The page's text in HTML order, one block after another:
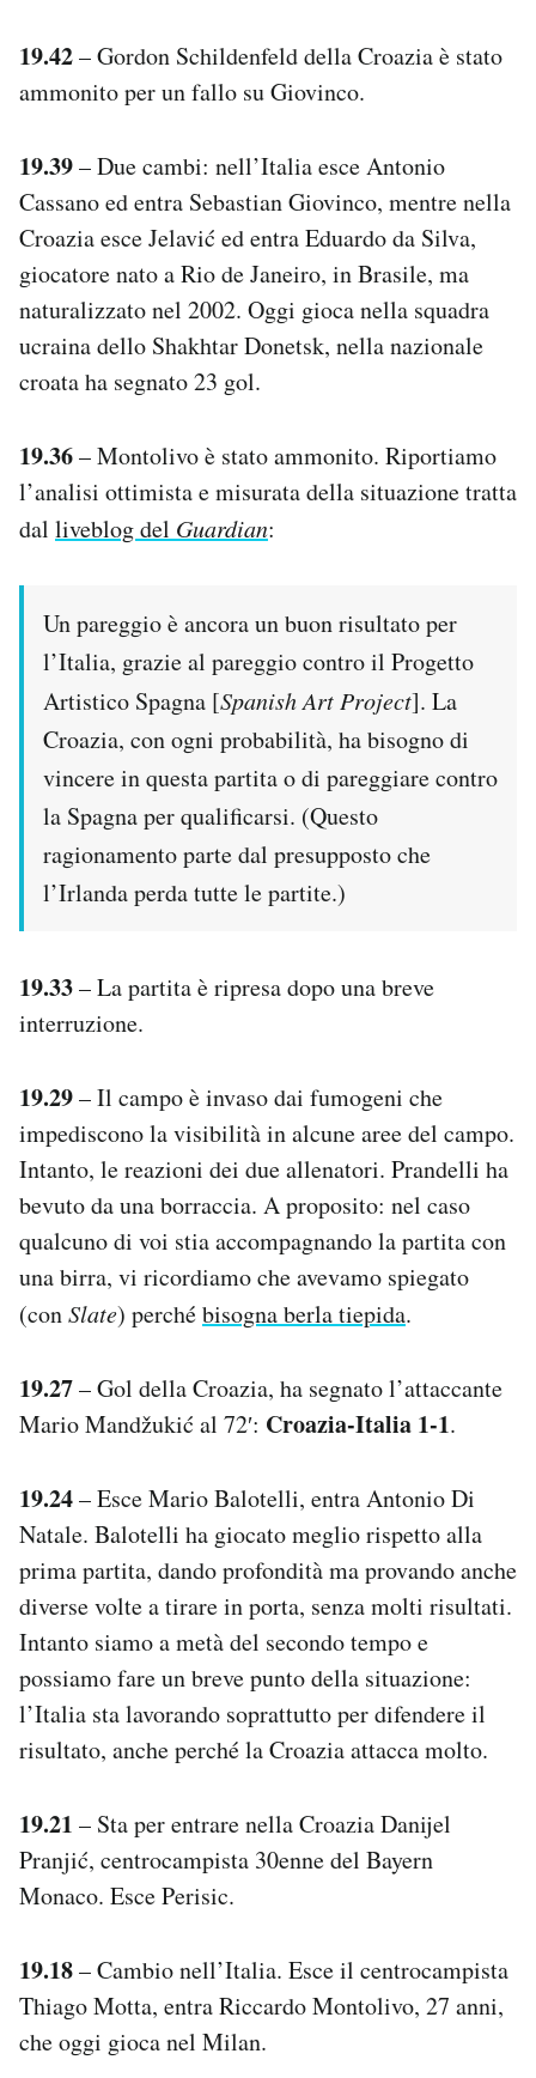
19.42– Gordon Schildenfeld della Croazia è stato
ammonito per un fallo su Giovinco.
19.39– Due cambi: nell’Italia esce Antonio
Cassano ed entra Sebastian Giovinco, mentre nella
Croazia esce Jelavić ed entra Eduardo da Silva,
giocatore nato a Rio de Janeiro, in Brasile, ma
naturalizzato nel 2002. Oggi gioca nella squadra
ucraina dello Shakhtar Donetsk, nella nazionale
croata ha segnato 23 gol.
19.36– Montolivo è stato ammonito. Riportiamo
l’analisi ottimista e misurata della situazione tratta
dal liveblog del Guardian:
Un pareggio è ancora un buon risultato per
l’Italia, grazie al pareggio contro il Progetto
Artistico Spagna [Spanish Art Project]. La
Croazia, con ogni probabilità, ha bisogno di
vincere in questa partita o di pareggiare contro
la Spagna per qualificarsi. (Questo
ragionamento parte dal presupposto che
l’Irlanda perda tutte le partite.)
19.33– La partita è ripresa dopo una breve
interruzione.
19.29– Il campo è invaso dai fumogeni che
impediscono la visibilità in alcune aree del campo.
Intanto, le reazioni dei due allenatori. Prandelli ha
bevuto da una borraccia. A proposito: nel caso
qualcuno di voi stia accompagnando la partita con
una birra, vi ricordiamo che avevamo spiegato
(conSlate) perchébisogna berla tiepida.
19.27– Gol della Croazia, ha segnato l’attaccante
Mario Mandžukić al 72′: Croazia-Italia 1-1.
19.24– Esce Mario Balotelli, entra Antonio Di
Natale. Balotelli ha giocato meglio rispetto alla
prima partita, dando profondità ma provando anche
diverse volte a tirare in porta, senza molti risultati.
Intanto siamo a metà del secondo tempo e
possiamo fare un breve punto della situazione:
l’Italia sta lavorando soprattutto per difendere il
risultato, anche perché la Croazia attacca molto.
19.21 – Sta per entrare nella Croazia Danijel
Pranjić, centrocampista 30enne del Bayern
Monaco. Esce Perisic.
19.18– Cambio nell’Italia. Esce il centrocampista
Thiago Motta, entra Riccardo Montolivo, 27 anni,
che oggi gioca nel Milan.